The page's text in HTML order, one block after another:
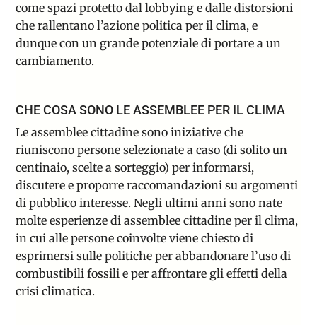
come spazi protetto dal lobbying e dalle distorsioni
che rallentano l’azione politica per il clima, e
dunque con un grande potenziale di portare a un
cambiamento.
CHE COSA SONO LE ASSEMBLEE PER IL CLIMA
Le assemblee cittadine sono iniziative che
riuniscono persone selezionate a caso (di solito un
centinaio, scelte a sorteggio) per informarsi,
discutere e proporre raccomandazioni su argomenti
di pubblico interesse. Negli ultimi anni sono nate
molte esperienze di assemblee cittadine per il clima,
in cui alle persone coinvolte viene chiesto di
esprimersi sulle politiche per abbandonare l’uso di
combustibili fossili e per affrontare gli effetti della
crisi climatica.